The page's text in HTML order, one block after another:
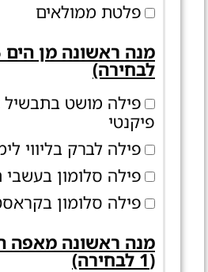
פלטת ממולאים
לבחירה)
פילה מושט בתבשיל
פיקנטי
פילה לברק בליווי
פילה סלומון בעשבי
פילה סלומון
(1 לבחירה)